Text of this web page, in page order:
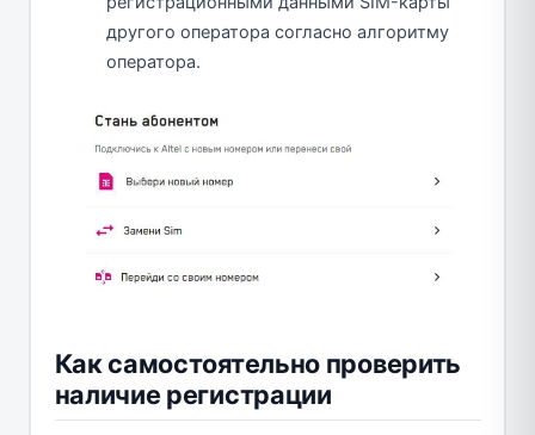
другого оператора согласно алгоритму
оператора.
Как самостоятельно проверить
наличие регистрации